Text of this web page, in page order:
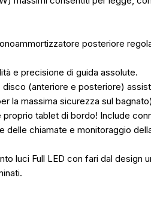
posteriore
e precisione di guida assolute.
disco (anteriore e posteriore)
la massima sicurezza sul
tablet di bordo! Include
delle chiamate e monitoraggio
luci Full LED con fari dal design